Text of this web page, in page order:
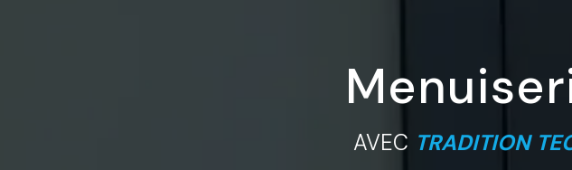
AVEC TRADITION